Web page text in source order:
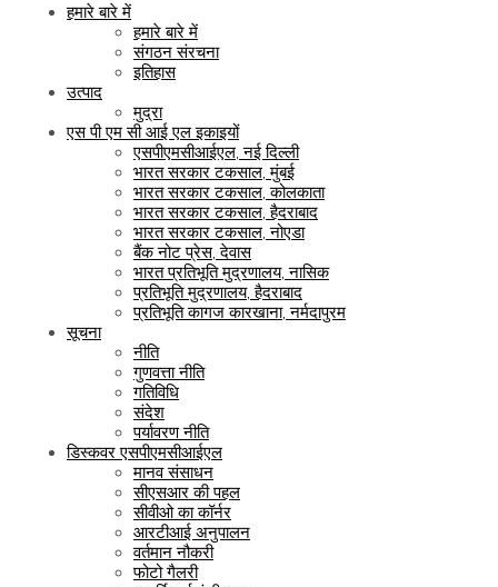
हमारे बारे में
हमारे बारे में
संगठन संरचना
इतिहास
उत्पाद
मुद्रा
एस पी एम सी आई एल इकाइयों
एसपीएमसीआईएल, नई दिल्ली
भारत सरकार टकसाल, मुंबई
भारत सरकार टकसाल, कोलकाता
भारत सरकार टकसाल, हैदराबाद
भारत सरकार टकसाल, नोएडा
बैंक नोट प्रेस, देवास
भारत प्रतिभूति मुद्रणालय, नासिक
प्रतिभूति मुद्रणालय, हैदराबाद
प्रतिभूति कागज कारखाना, नर्मदापुरम
सूचना
नीति
गुणवत्ता नीति
गतिविधि
संदेश
पर्यावरण नीति
डिस्कवर एसपीएमसीआईएल
मानव संसाधन
सीएसआर की पहल
सीवीओ का कॉर्नर
आरटीआई अनुपालन
वर्तमान नौकरी
फोटो गैलरी